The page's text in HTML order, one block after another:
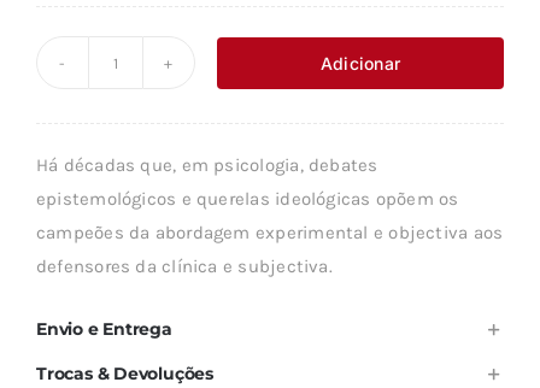
original
era:
é:
PSICOLOGIA
Adicionar
Há décadas que, em psicologia, debates
epistemológicos e querelas ideológicas opõem os
campeões da abordagem experimental e objectiva aos
defensores da clínica e subjectiva.
Envio e Entrega
Trocas & Devoluções